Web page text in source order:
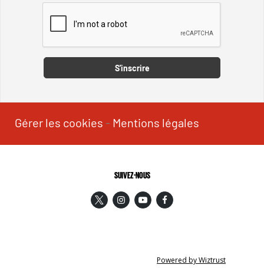
S'inscrire
Gérer les cookies - Mentions légales
SUIVEZ-NOUS
Powered by Wiztrust